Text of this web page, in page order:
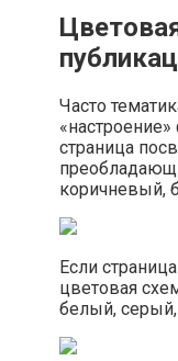
Часто
страница
коричневый,
Если
цветовая
белый,